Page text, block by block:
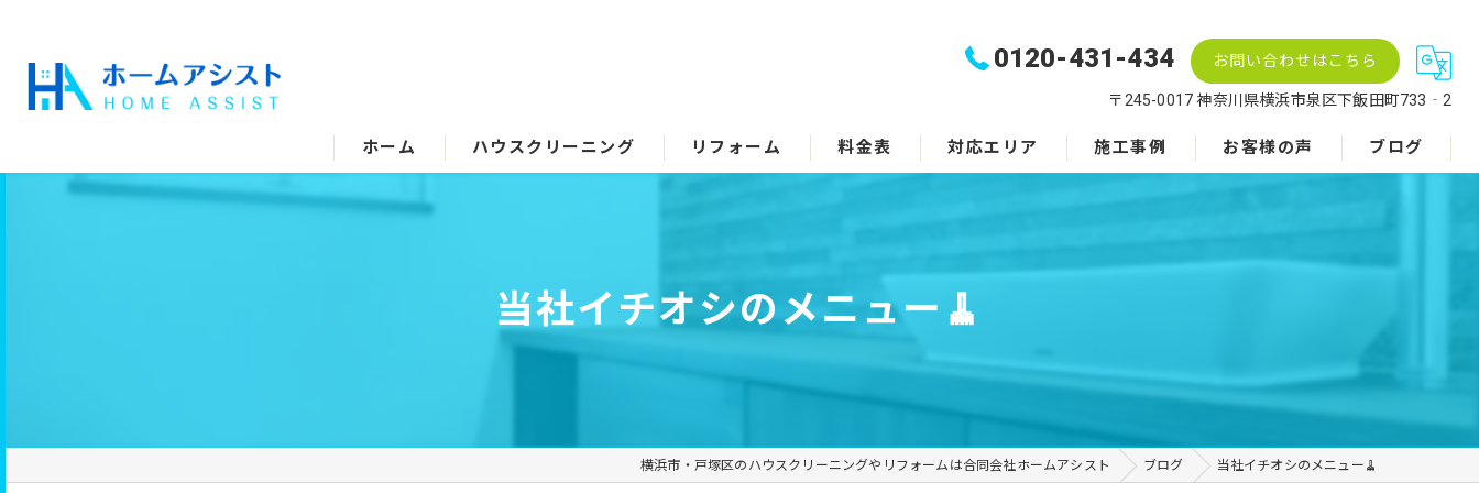
0120-431-434 お問い合わせはこちら
〒245-0017 神奈川県横浜市泉区下飯田町733‐2
ホーム ハウスクリーニング
エアコンクリーニング
洗面所
リフォーム
浴室リフォーム
洗面所リフォーム
その他のリフォーム
料金表 対応エリア 施工事例 お客様の声 ブログ
当社イチオシのメニュー🧹
横浜市・戸塚区のハウスクリーニングやリフォームは合同会社ホームアシスト ブログ 当社イチオシのメニュー🧹